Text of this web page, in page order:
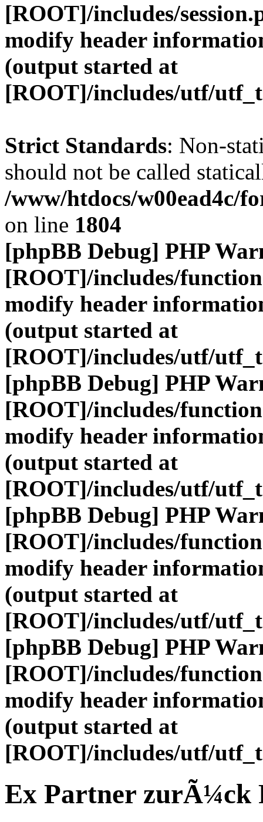
[ROOT]/includes/
modify header
(output started at
[ROOT]/includes/utf/
Strict Standards: Non-
should not be called
/www/htdocs/w00ead4c/
on line 1804
[phpBB Debug] PHP
[ROOT]/includes/
modify header
(output started at
[ROOT]/includes/utf/
[phpBB Debug] PHP
[ROOT]/includes/
modify header
(output started at
[ROOT]/includes/utf/
[phpBB Debug] PHP
[ROOT]/includes/
modify header
(output started at
[ROOT]/includes/utf/
[phpBB Debug] PHP
[ROOT]/includes/
modify header
(output started at
[ROOT]/includes/utf/
Ex Partner zurÃ¼ck